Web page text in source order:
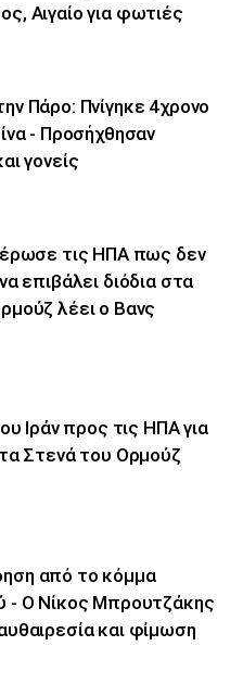
Αιγαίο για φωτιές
Πάρο: Πνίγηκε 4χρονο
- Προσήχθησαν
γονείς
τις ΗΠΑ πως δεν
επιβάλει διόδια στα
λέει ο Βανς
Ιράν προς τις ΗΠΑ για
Στενά του Ορμούζ
από το κόμμα
- Ο Νίκος Μπρουτζάκης
και φίμωση